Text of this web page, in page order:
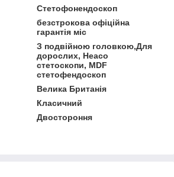
Стетофонендоскоп
безстрокова офіційна
гарантія міс
З подвійною головкою,Для
дорослих, Heaco
стетоскопи, MDF
стетофендоскоп
Велика Британія
Класичний
Двостороння